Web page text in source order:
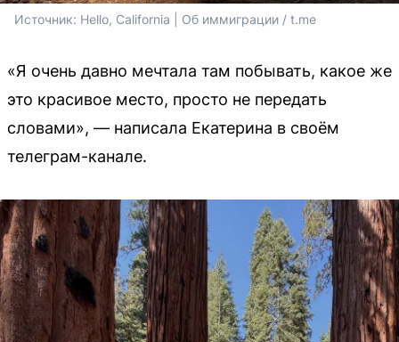
Источник: Hello, California | Об иммиграции / t.me
«Я очень давно мечтала там побывать, какое же
это красивое место, просто не передать
словами», — написала Екатерина в своём
телеграм-канале.